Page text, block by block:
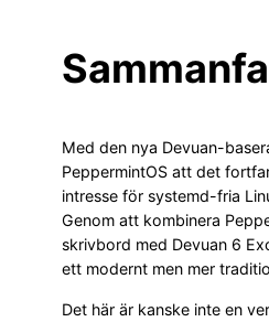
Med den nya Devuan-
PeppermintOS att det
intresse för systemd-fria
Genom att kombinera
skrivbord med Devuan 6
ett modernt men mer
Det här är kanske inte en